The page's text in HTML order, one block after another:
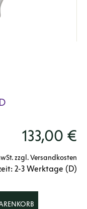
133,00 €
zzgl. Versandkosten
2-3 Werktage (D)